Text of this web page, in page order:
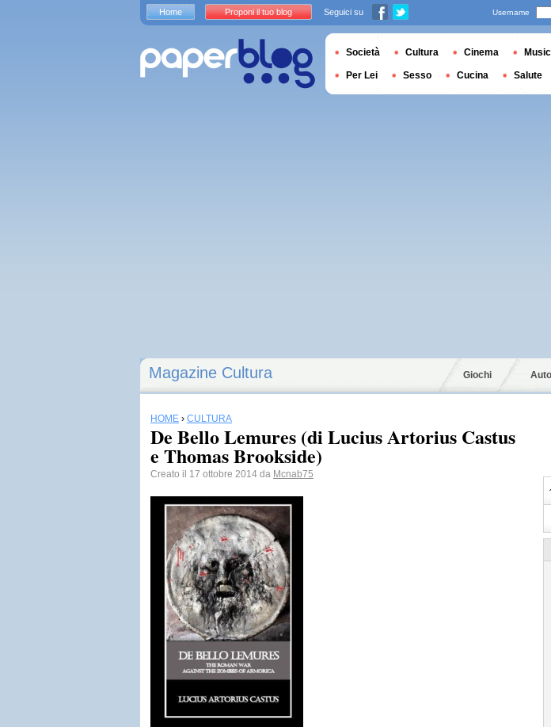
Magazine Cultura Giochi
HOME › CULTURA
De Bello Lemures (di Lucius Artorius Castus
e Thomas Brookside)
Creato il 17 ottobre 2014 da Mcnab75
Home Proponi il tuo blog Seguici su Username
Società Cultura Cinema
Per Lei Sesso Cucina Salute